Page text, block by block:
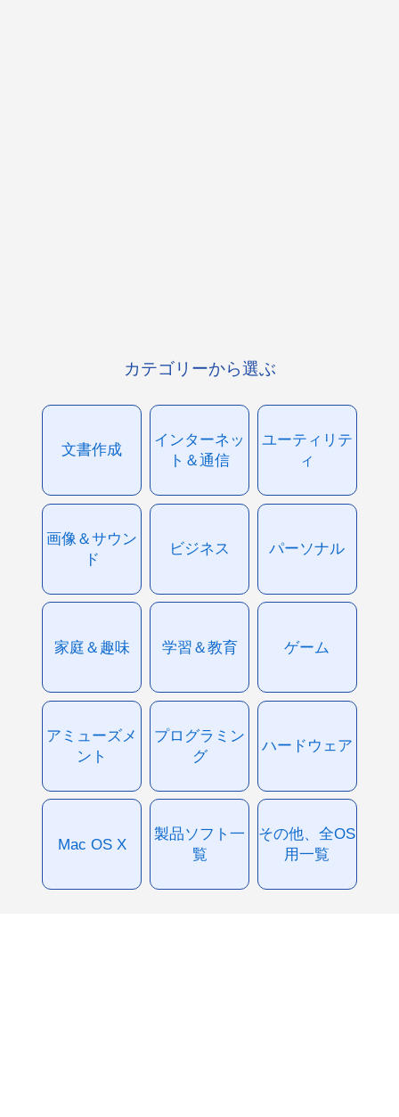
カテゴリーから選ぶ
文書作成
インターネッ
ト＆通信
ユーティリテ
ィ
画像＆サウン
ド
ビジネス パーソナル
家庭＆趣味 学習＆教育 ゲーム
アミューズメ
ント
プログラミン
グ
ハードウェア
Mac OS X
製品ソフト一
覧
その他、全OS
用一覧